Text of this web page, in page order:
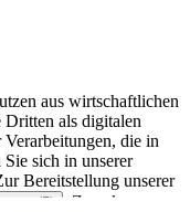
aus wirtschaftlichen
als digitalen
die in
sich in unserer
Bereitstellung unserer
(5)
. Zwecke: